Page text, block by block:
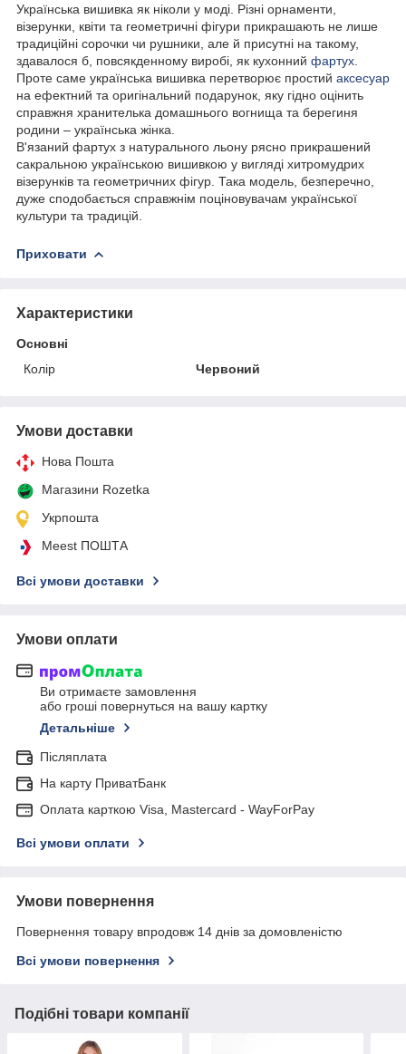
Українська вишивка як ніколи у моді. Різні орнаменти,
візерунки, квіти та геометричні фігури прикрашають не лише
традиційні сорочки чи рушники, але й присутні на такому,
здавалося б, повсякденному виробі, як кухонний фартух
Проте саме українська вишивка перетворює простий аксесуар
на ефектний та оригінальний подарунок, яку гідно оцінить
справжня хранителька домашнього вогнища та берегиня
родини – українська жінка.
В'язаний фартух з натурального льону рясно прикрашений
сакральною українською вишивкою у вигляді хитромудрих
візерунків та геометричних фігур. Така модель, безперечно,
дуже сподобається справжнім поціновувачам української
культури та традицій.
Приховати
Характеристики
Основні
Колір
Червоний
Умови доставки
Нова Пошта
Магазини Rozetka
Укрпошта
Meest ПОШТА
Всі умови доставки
Умови оплати
Ви отримаєте замовлення
або гроші повернуться на вашу картку
Детальніше
Післяплата
На карту ПриватБанк
Оплата карткою Visa, Mastercard - WayForPay
Всі умови оплати
Умови повернення
Повернення товару впродовж 14 днів за домовленістю
Всі умови повернення
Подібні товари компанії